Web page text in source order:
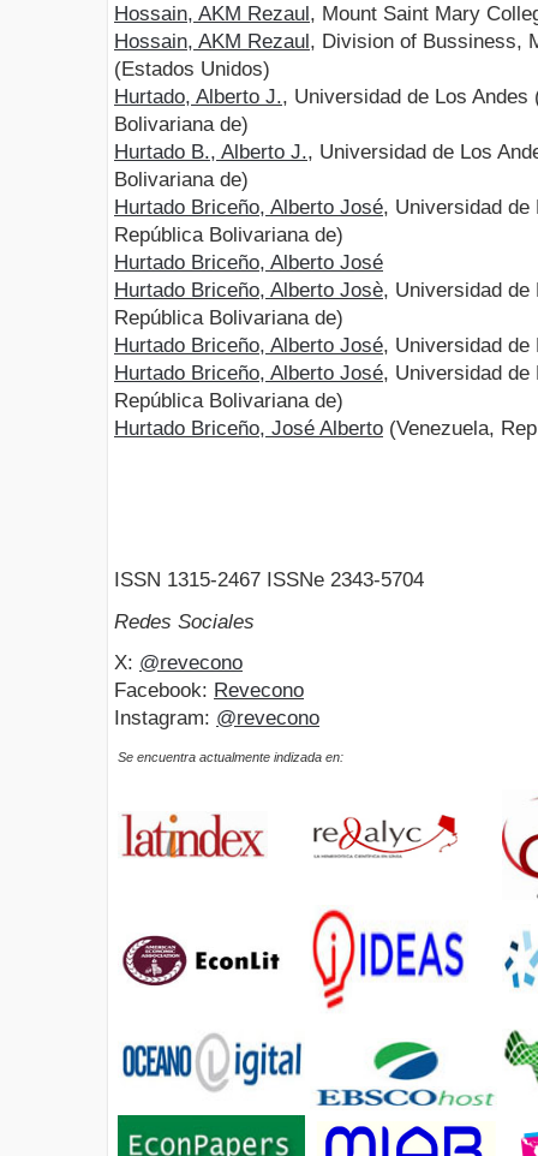
Hossain, AKM Rezaul , Mount Saint Mary
Hossain, AKM Rezaul , Division of Bussiness,
(Estados Unidos)
Hurtado, Alberto J., Universidad de Los
Bolivariana de)
Hurtado B., Alberto J., Universidad de Los
Bolivariana de)
Hurtado Briceño, Alberto José, Universidad de
República Bolivariana de)
Hurtado Briceño, Alberto José
Hurtado Briceño, Alberto Josè, Universidad de
República Bolivariana de)
Hurtado Briceño, Alberto José, Universidad de
Hurtado Briceño, Alberto José, Universidad de
República Bolivariana de)
Hurtado Briceño, José Alberto (Venezuela,
ISSN 1315-2467 ISSNe 2343-5704
Redes Sociales
X: @revecono
Facebook: Revecono
Instagram: @revecono
Se encuentra actualmente indizada en: